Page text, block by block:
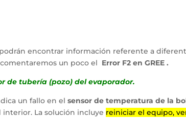
encontrar información referente a
un poco el Error F2 en GREE .
de tubería (pozo) del evaporador.
un fallo en elsensor de temperatura de la
La solución incluye reiniciar el equipo,